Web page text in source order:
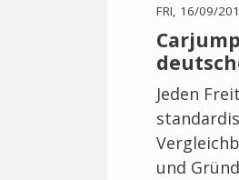
FRI, 16/09/
Jeden
und